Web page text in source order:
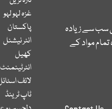
سب سے زیادہ
مواد کے
غزہ لہو لہو
پاکستان
انٹر نیشنل
کھیل
انٹرٹینمنٹ
لائف
ٹاپ ٹرینڈ